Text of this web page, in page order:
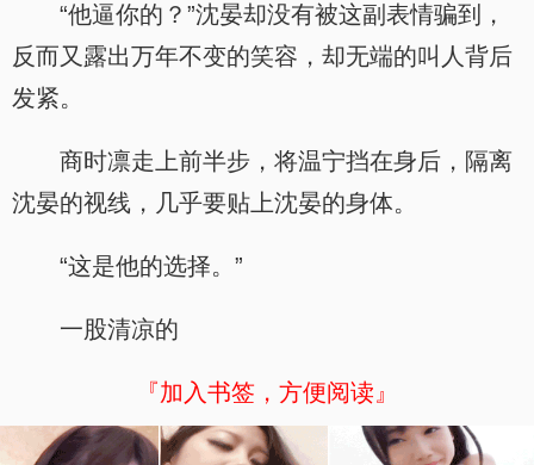
“他逼你的？”沈晏却没有被这副表情骗到，
反而又露出万年不变的笑容，却无端的叫人背后
发紧。
商时凛走上前半步，将温宁挡在身后，隔离
沈晏的视线，几乎要贴上沈晏的身体。
“这是他的选择。”
一股清凉的
『加入书签，方便阅读』